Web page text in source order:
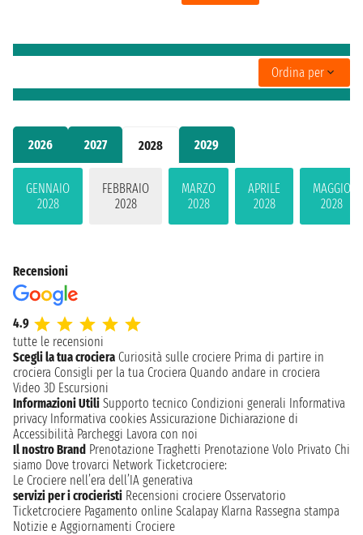
2026 2027 2028 2029
GENNAIO
2028
FEBBRAIO
2028
MARZO
2028
APRILE
2028
MAGGIO
2028
Ordina per
Recensioni
4.9
tutte le recensioni
Scegli la tua crociera Curiosità sulle crociere Prima di partire in
crociera Consigli per la tua Crociera Quando andare in crociera
Video 3D Escursioni
Informazioni Utili Supporto tecnico Condizioni generali Informativa
privacy Informativa cookies Assicurazione Dichiarazione di
Accessibilità Parcheggi Lavora con noi
Il nostro Brand Prenotazione Traghetti Prenotazione Volo Privato Chi
siamo Dove trovarci Network Ticketcrociere:
Le Crociere nell’era dell’IA generativa
servizi per i crocieristi Recensioni crociere Osservatorio
Ticketcrociere Pagamento online Scalapay Klarna Rassegna stampa
Notizie e Aggiornamenti Crociere